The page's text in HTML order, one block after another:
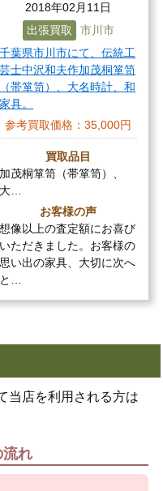
2018年02月11日
出張買取
市川市
千葉県市川市にて、伝統工
芸士中沢和夫作加茂桐箪笥
（帯箪笥）、大名時計、和
家具。
参考買取価格：35,000円
買取品目
加茂桐箪笥（帯箪笥）、
大…
お客様の声
想像以上の査定額にお喜び
いただきました。お客様の
思い出の家具、大切に次へ
と…
当店を利用される方は
流れ